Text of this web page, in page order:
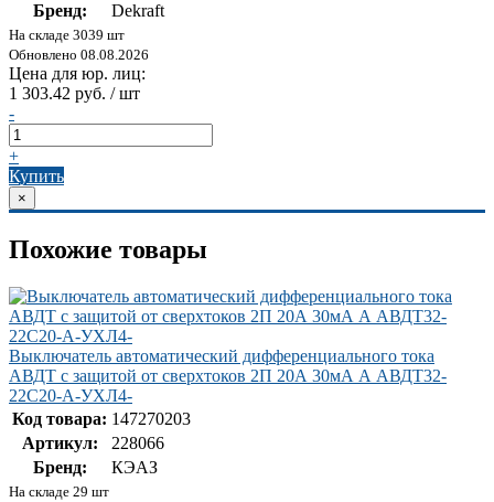
Бренд:
Dekraft
На складе 3039 шт
Обновлено 08.08.2026
Цена для юр. лиц:
1 303.42 руб. / шт
-
+
Купить
×
Похожие товары
Выключатель автоматический дифференциального тока
АВДТ с защитой от сверхтоков 2П 20А 30мА А АВДТ32-
22C20-A-УХЛ4-
Код товара: 147270203
Артикул:
228066
Бренд:
КЭАЗ
На складе 29 шт